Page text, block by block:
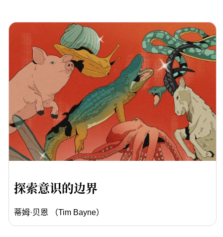
探索意识的边界
蒂姆·贝恩 （Tim Bayne）